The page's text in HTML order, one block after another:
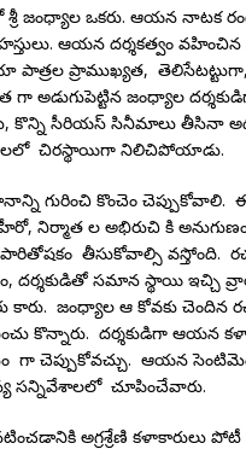
శ్రీ జంధ్యాల ఒకరు. ఆయన నాటక
ఆయన దర్శకత్వం
ప్రాముఖ్యత, తెలిసేటట్టుగా,
అడుగుపెట్టిన జంధ్యాల
సీరియస్ సినీమాలు తీసినా
చిరస్థాయిగా నిలిచిపోయాడు.
గురించి కొంచెం
నిర్మాత ల అభిరుచి కి
తీసుకోవాల్సి వస్తోంది.
దర్శకుడితో సమాన స్థాయి ఇచ్చి
కారు. జంధ్యాల ఆ కోవకు
కొన్నారు. దర్శకుడిగా ఆయన
చెప్పుకోవచ్చు. ఆయన
సన్నివేశాలలో చూపించేవారు.
అగ్రశ్రేణి కళాకారులు